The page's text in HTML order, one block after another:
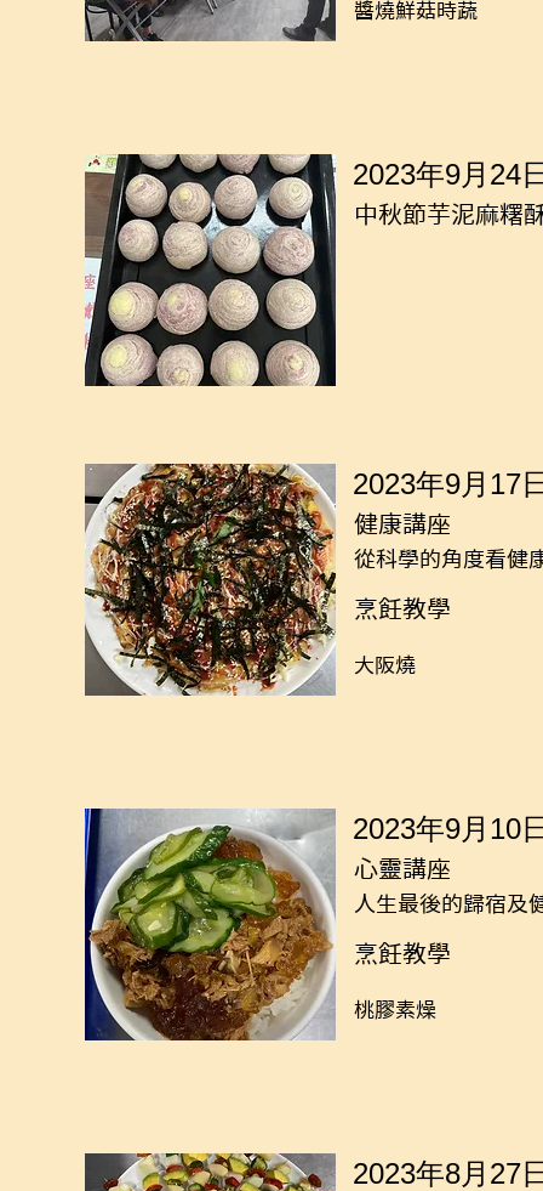
醬燒鮮菇時蔬
2023年9月24
中秋節芋泥麻糬
2023年9月17
健康講座
從科學的角度看健
烹飪教學
大阪燒
2023年9月10
心靈講座
人生最後的歸宿及
烹飪教學
桃膠素燥
2023年8月27